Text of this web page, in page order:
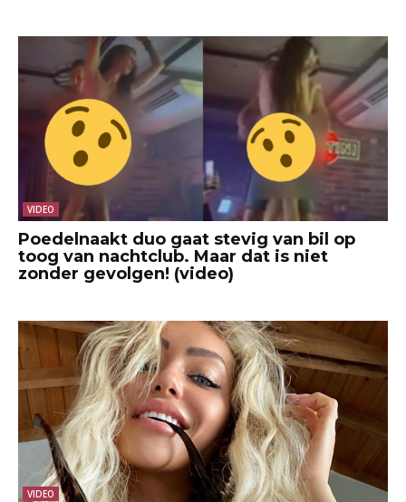
VIDEO
Poedelnaakt duo gaat stevig van bil op
toog van nachtclub. Maar dat is niet
zonder gevolgen! (video)
VIDEO